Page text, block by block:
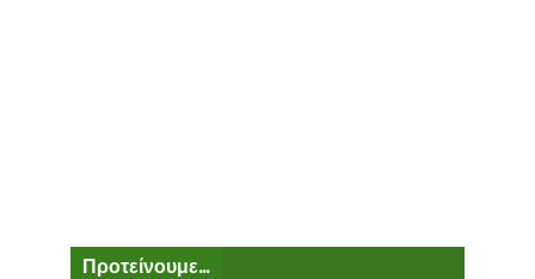
Προτείνουμε...